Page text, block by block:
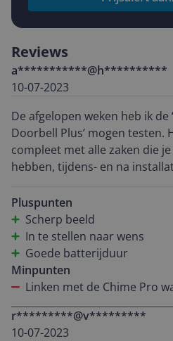
Reviews
a***********@h**********
10-07-2023
De afgelopen weken heb ik de
Doorbell Plus’ mogen testen.
compleet met alle zaken die
hebben, tijdens- en na
maar ook de speciale
loshalen van de behuizing en
installatie van de bel aan de
staat duidelijk genoteerd welk
nodig hebt. Kijk even goed
hij is (logischerwijs) een stuk
draadloze netwerk gaat ook
de bel al enkele weken
Pluspunten
Scherp beeld
In te stellen naar wens
Goede batterijduur
Minpunten
Linken met de Chime Pro
r*********@v*********
10-07-2023